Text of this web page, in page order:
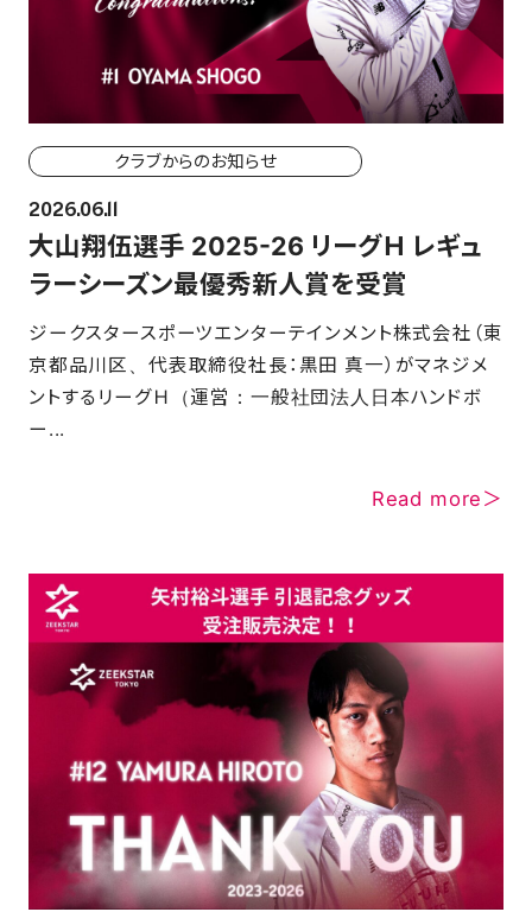
クラブからのお知らせ
2026.06.11
大山翔伍選手 2025-26 リーグＨ レギュ
ラーシーズン最優秀新人賞を受賞
ジークスタースポーツエンターテインメント株式会社（東
京都品川区、代表取締役社長：黒田 真一）がマネジメ
ントするリーグＨ（運営：一般社団法人日本ハンドボ
ー...
Read more＞